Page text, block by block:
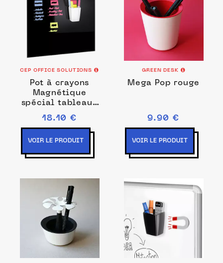
CEP OFFICE SOLUTIONS
Pot à crayons
Magnétique
spécial tableaux
en verre - Blanc
18.10 €
VOIR LE PRODUIT
GREEN DESK
Mega Pop rouge
9.90 €
VOIR LE PRODUIT